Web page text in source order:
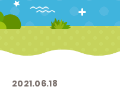
2021.06.18